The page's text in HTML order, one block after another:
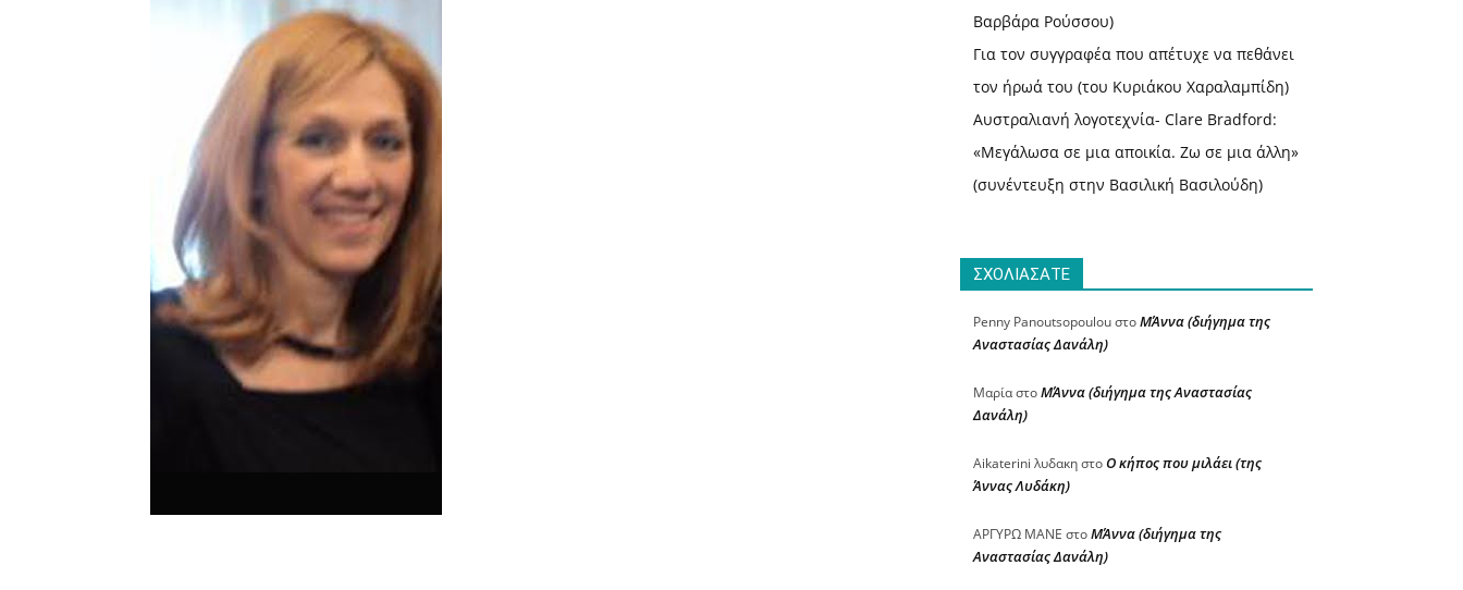
Βαρβάρα Ρούσσου)
Για τον συγγραφέα που απέτυχε να πεθάνει
τον ήρωά του (του Κυριάκου Χαραλαμπίδη)
Αυστραλιανή λογοτεχνία- Clare Bradford:
«Μεγάλωσα σε μια αποικία. Ζω σε μια άλλη»
(συνέντευξη στην Βασιλική Βασιλούδη)
ΣΧΟΛΙΑΣΑΤΕ
Penny PanoutsopoulouστοΜΆννα (διήγημα της
Αναστασίας Δανάλη)
ΜαρίαστοΜΆννα (διήγημα της Αναστασίας
Δανάλη)
Aikaterini λυδακηστοΟ κήπος που μιλάει (της
Άννας Λυδάκη)
ΑΡΓΥΡΩ ΜΑΝΕ στοΜΆννα (διήγημα της
Αναστασίας Δανάλη)